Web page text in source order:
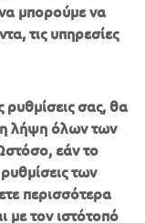
μπορούμε να
τις υπηρεσίες
ρυθμίσεις σας, θα
λήψη όλων των
εάν το
των
περισσότερα
με τον ιστότοπό